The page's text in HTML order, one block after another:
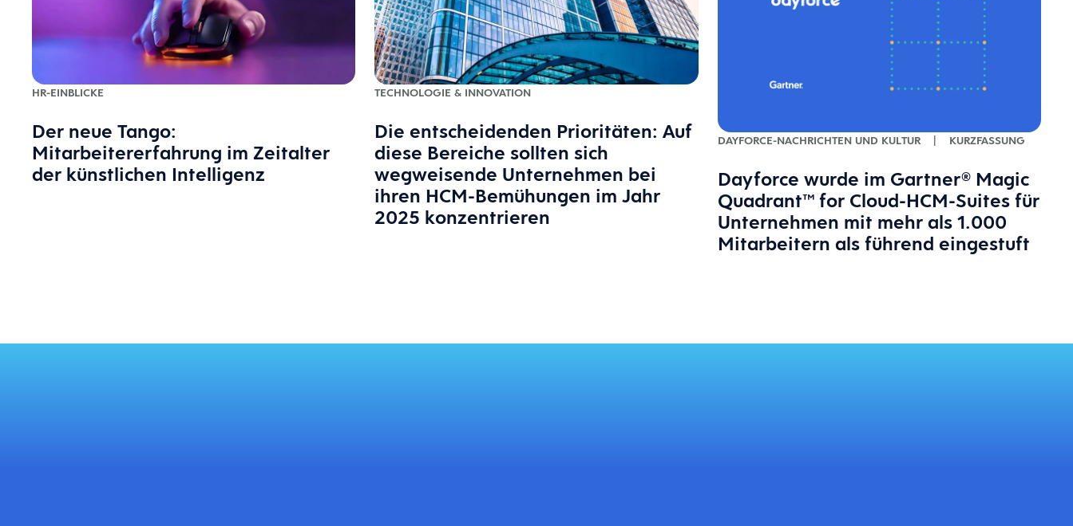
HR-EINBLICKE
Der neue Tango:
Mitarbeitererfahrung im Zeitalter
der künstlichen Intelligenz
TECHNOLOGIE & INNOVATION
Die entscheidenden Prioritäten: Auf
diese Bereiche sollten sich
wegweisende Unternehmen bei
ihren HCM-Bemühungen im Jahr
2025 konzentrieren
DAYFORCE-NACHRICHTEN UND KULTUR | KURZFASSUNG
Dayforce wurde im Gartner® Magic
Quadrant™ for Cloud-HCM-Suites für
Unternehmen mit mehr als 1.000
Mitarbeitern als führend eingestuft